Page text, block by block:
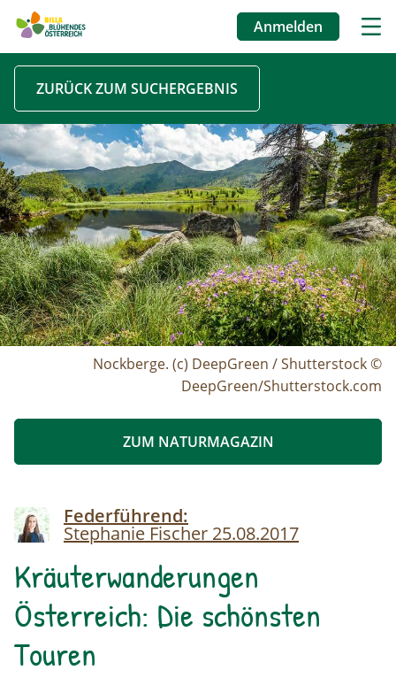
Direkt
zum
Inhalt
Benutzermenü
Anmelden
ZURÜCK ZUM SUCHERGEBNIS
Image
Nockberge. (c) DeepGreen / Shutterstock ©
DeepGreen/Shutterstock.com
ZUM NATURMAGAZIN
ImageFederführend:
Stephanie Fischer 25.08.2017
Kräuterwanderungen
Österreich: Die schönsten
Touren